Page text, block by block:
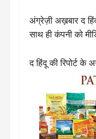
अंग्रेज़ी अख़बार द
साथ ही कंपनी को
द हिंदू की रिपोर्ट